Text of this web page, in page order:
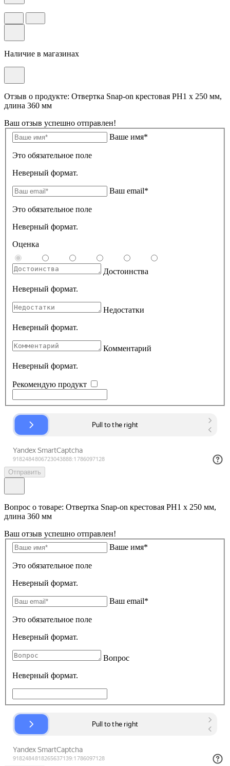
Наличие в магазинах
Отзыв о продукте: Отвертка Snap-on крестовая PH1 х 250 мм,
длина 360 мм
Ваш отзыв успешно отправлен!
Ваше имя*
Это обязательное поле
Неверный формат.
Ваш email*
Это обязательное поле
Неверный формат.
Оценка
Достоинства
Неверный формат.
Недостатки
Неверный формат.
Комментарий
Неверный формат.
Рекомендую продукт
Отправить
Вопрос о товаре: Отвертка Snap-on крестовая PH1 х 250 мм,
длина 360 мм
Ваш отзыв успешно отправлен!
Ваше имя*
Это обязательное поле
Неверный формат.
Ваш email*
Это обязательное поле
Неверный формат.
Вопрос
Неверный формат.